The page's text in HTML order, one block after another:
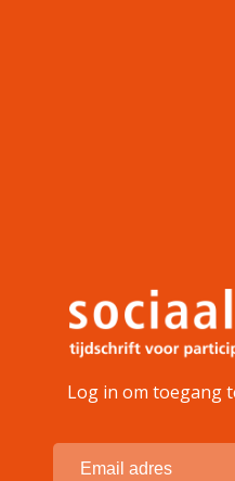
Log in om toegang